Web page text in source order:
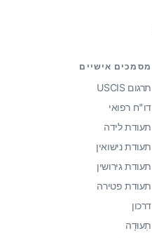
מסמכים אישיים
תרגום USCIS
דו"ח רפואי
תעודת לידה
תעודת נישואין
תעודת גירושין
תעודת פטירה
דרכון
תְעוּדָה